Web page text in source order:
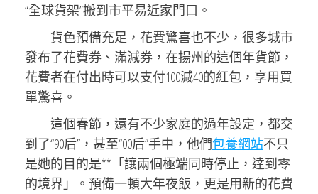
“全球貨架”搬到市平易近家門口。
貨色預備充足，花費驚喜也不少，很多城市
發布了花費券、滿減券，在揚州的這個年貨節，
花費者在付出時可以支付100減40的紅包，享用買
單驚喜。
這個春節，還有不少家庭的過年設定，都交
到了“90后”，甚至“00后”手中，他們包養網站不只
是她的目的是**「讓兩個極端同時停止，達到零
的境界」。預備一頓大年夜飯，更是用新的花費